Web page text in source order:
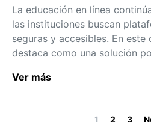
La educación en línea
las instituciones buscan
seguras y accesibles. En
destaca como una solución
Ver más
1 2 3